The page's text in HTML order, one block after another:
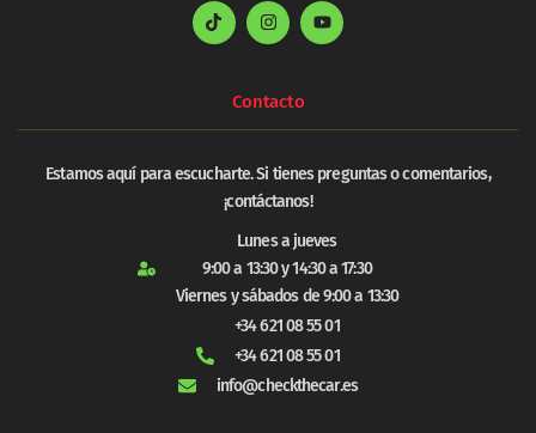
Contacto
Estamos aquí para escucharte. Si tienes preguntas o comentarios,
¡contáctanos!
Lunes a jueves
9:00 a 13:30 y 14:30 a 17:30
Viernes y sábados de 9:00 a 13:30
+34 621 08 55 01
+34 621 08 55 01
info@checkthecar.es